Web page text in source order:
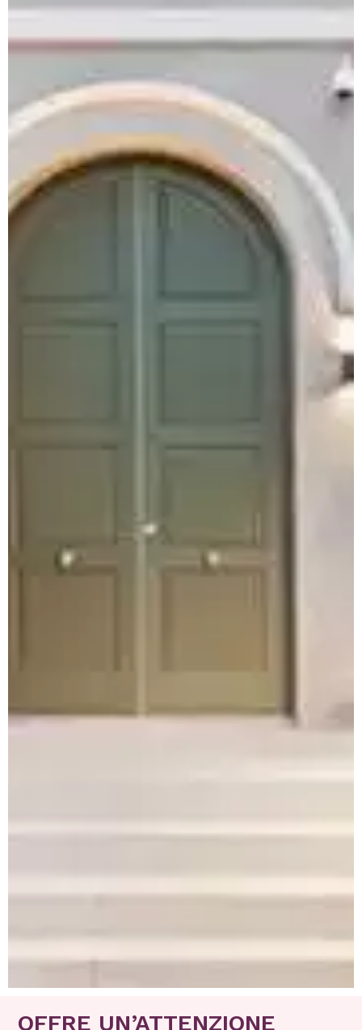
OFFRE UN’ATTENZIONE